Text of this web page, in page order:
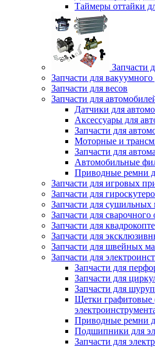
Таймеры оттайки
Запчасти
Запчасти для
Запчасти для весов
Запчасти для
Датчики для
Аксессуары для
Запчасти для
Моторные и
Запчасти для
Автомобильные
Приводные ремни
Запчасти для игровых
Запчасти для
Запчасти для
Запчасти для сварочного
Запчасти для
Запчасти для
Запчасти для швейных
Запчасти для
Запчасти для
Запчасти для
Запчасти для
Щетки графитовые
Приводные ремни
Подшипники для
Запчасти для